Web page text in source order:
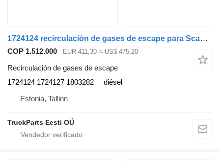
1724124 recirculación de gases de escape para Scania P,G,R,T-series (2004-2017) cabeza tractora
COP 1.512.000 EUR 411,30 ≈ US$ 475,20
Recirculación de gases de escape
1724124 1724127 1803282
diésel
Estonia, Tallinn
TruckParts Eesti OÜ